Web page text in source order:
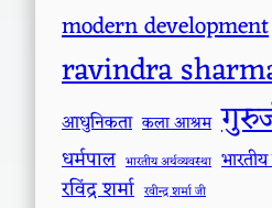
modern development
ravindra
आधुनिकता कला आश्रम
धर्मपाल भारतीय अर्थव्यवस्था
रविंद्र शर्मा रवीन्द्र शर्मा जी